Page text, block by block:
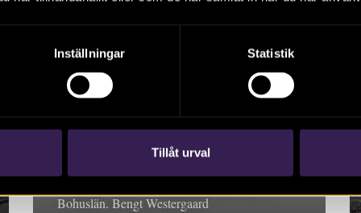
Inställningar Statistik
Tillåt urval
Rossö 2:146
Bohuslän. Bengt Westergaard